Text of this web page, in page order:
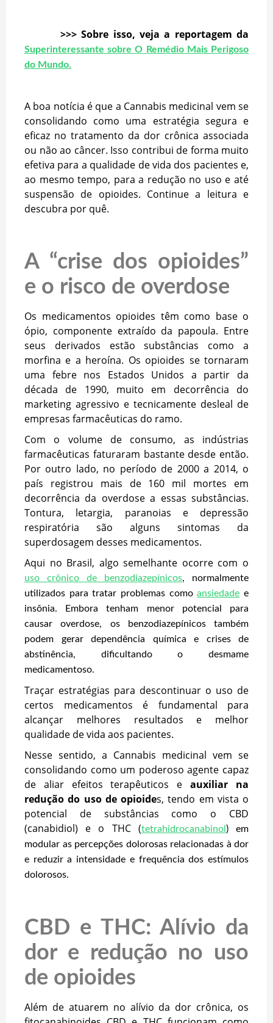
>>> Sobre isso, veja a reportagem da
Superinteressante sobre O Remédio Mais Perigoso
do Mundo.
A boa notícia é que a Cannabis medicinal vem se
consolidando como uma estratégia segura e
eficaz no tratamento da dor crônica associada
ou não ao câncer. Isso contribui de forma muito
efetiva para a qualidade de vida dos pacientes e,
ao mesmo tempo, para a redução no uso e até
suspensão de opioides. Continue a leitura e
descubra por quê.
A “crise dos opioides”
e o risco de overdose
Os medicamentos opioides têm como base o
ópio, componente extraído da papoula. Entre
seus derivados estão substâncias como a
morfina e a heroína. Os opioides se tornaram
uma febre nos Estados Unidos a partir da
década de 1990, muito em decorrência do
marketing agressivo e tecnicamente desleal de
empresas farmacêuticas do ramo.
Com o volume de consumo, as indústrias
farmacêuticas faturaram bastante desde então.
Por outro lado, no período de 2000 a 2014, o
país registrou mais de 160 mil mortes em
decorrência da overdose a essas substâncias.
Tontura, letargia, paranoias e depressão
respiratória são alguns sintomas da
superdosagem desses medicamentos.
Aqui no Brasil, algo semelhante ocorre com o
uso crônico de benzodiazepínicos, normalmente
utilizados para tratar problemas como ansiedade e
insônia. Embora tenham menor potencial para
causar overdose, os benzodiazepínicos também
podem gerar dependência química e crises de
abstinência, dificultando o desmame
medicamentoso.
Traçar estratégias para descontinuar o uso de
certos medicamentos é fundamental para
alcançar melhores resultados e melhor
qualidade de vida aos pacientes.
Nesse sentido, a Cannabis medicinal vem se
consolidando como um poderoso agente capaz
de aliar efeitos terapêuticos eauxiliar na
redução do uso de opioides, tendo em vista o
potencial de substâncias como o CBD
(canabidiol) e o THC (tetrahidrocanabinol ) em
modular as percepções dolorosas relacionadas à dor
e reduzir a intensidade e frequência dos estímulos
dolorosos.
CBD e THC: Alívio da
dor e redução no uso
de opioides
Além de atuarem no alívio da dor crônica, os